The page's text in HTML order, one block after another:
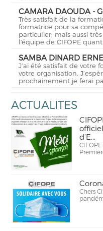
CAMARA DAOUDA -
Très satisfait de la
formatrice pour sa
particulier; mais aussi
l'équipe de CIFOPE
SAMBA DINARD
J’ai été satisfait de votre
votre organisation.
prochainement je ferai
ACTUALITES
d’E...
Chers